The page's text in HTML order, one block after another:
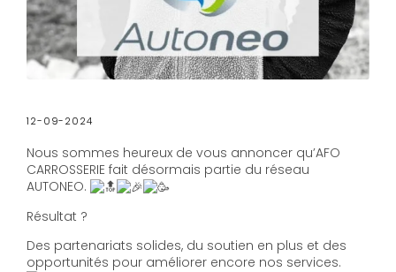
12-09-2024
Nous sommes heureux de vous annoncer qu’AFO
CARROSSERIE fait désormais partie du réseau
AUTONEO.
Résultat ?
Des partenariats solides, du soutien en plus et des
opportunités pour améliorer encore nos services.